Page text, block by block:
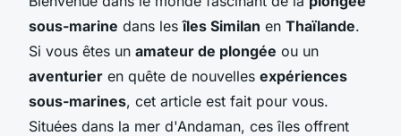
sous-marine dans lesîles Similan en Thaïlande.
Si vous êtes un amateur de plongée ou un
aventurier en quête de nouvelles expériences
sous-marines, cet article est fait pour vous.
Situées dans la mer d'Andaman, ces îles offrent